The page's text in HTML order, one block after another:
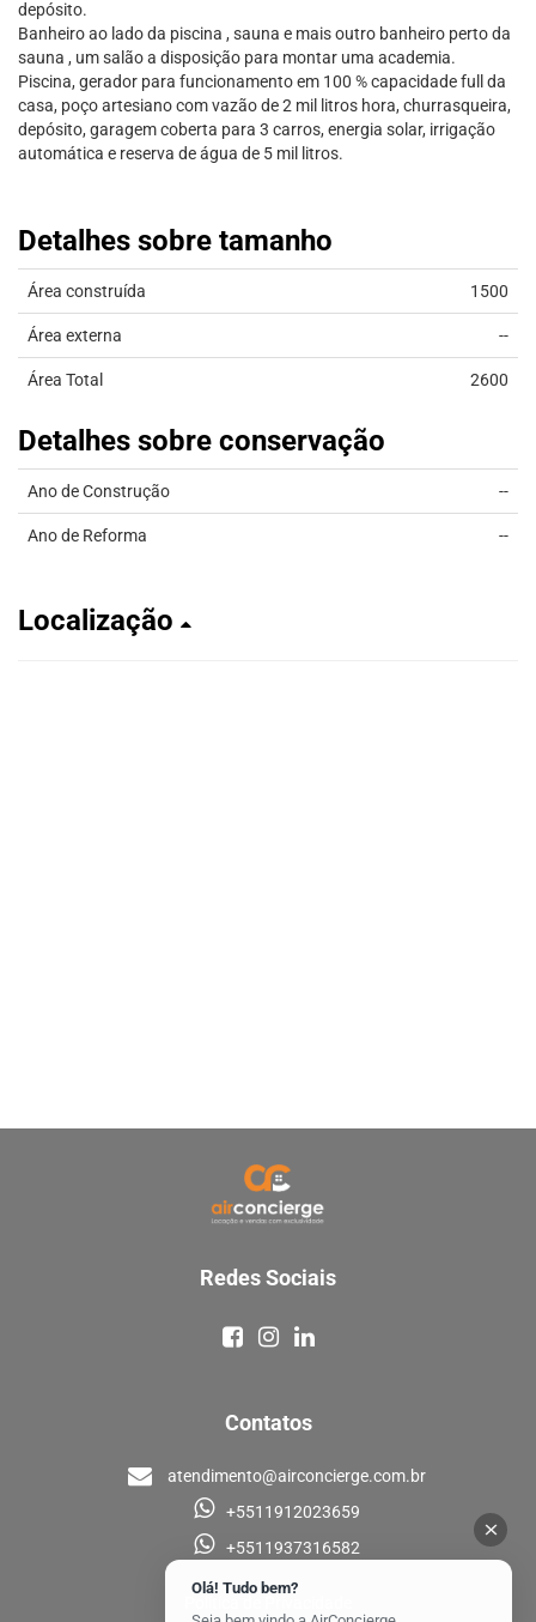
depósito.
Banheiro ao lado da piscina , sauna e mais outro banheiro perto da
sauna , um salão a disposição para montar uma academia.
Piscina, gerador para funcionamento em 100 % capacidade full da
casa, poço artesiano com vazão de 2 mil litros hora, churrasqueira,
depósito, garagem coberta para 3 carros, energia solar, irrigação
automática e reserva de água de 5 mil litros.
Detalhes sobre tamanho
Área construída 1500
Área externa --
Área Total 2600
Detalhes sobre conservação
Ano de Construção --
Ano de Reforma --
Localização
Redes Sociais
Contatos
atendimento@airconcierge.com.br
+5511912023659
+5511937316582
Olá! Tudo bem?